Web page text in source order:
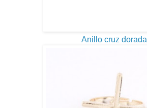
Anillo cruz dorada